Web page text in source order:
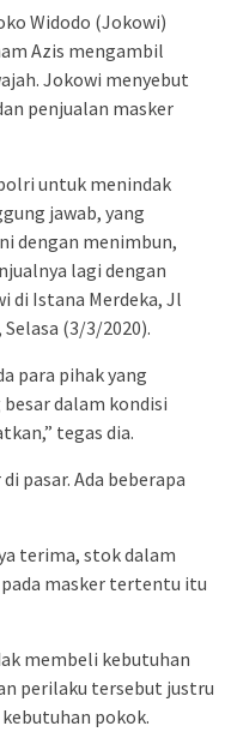
Widodo (Jokowi)
Azis mengambil
Jokowi menyebut
penjualan masker
untuk menindak
jawab, yang
dengan menimbun,
lagi dengan
di Istana Merdeka, Jl
(3/3/2020).
para pihak yang
dalam kondisi
tegas dia.
pasar. Ada beberapa
terima, stok dalam
masker tertentu itu
membeli kebutuhan
perilaku tersebut justru
pokok.